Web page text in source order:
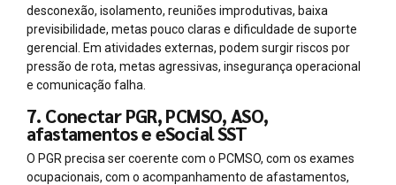
desconexão, isolamento, reuniões improdutivas, baixa
previsibilidade, metas pouco claras e dificuldade de suporte
gerencial. Em atividades externas, podem surgir riscos por
pressão de rota, metas agressivas, insegurança operacional
e comunicação falha.
7. Conectar PGR, PCMSO, ASO,
afastamentos e eSocial SST
O PGR precisa ser coerente com o PCMSO, com os exames
ocupacionais, com o acompanhamento de afastamentos,